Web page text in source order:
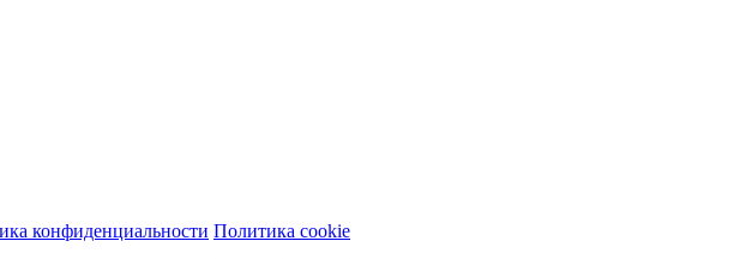
конфиденциальности Политика cookie